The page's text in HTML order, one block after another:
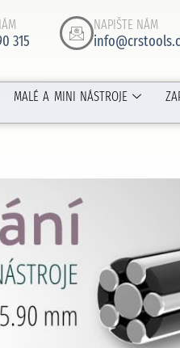
315
NAPIŠTE NÁM
MALÉ A MINI NÁSTROJE